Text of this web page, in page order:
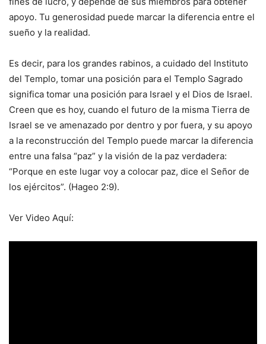
apoyo. Tu generosidad puede marcar la diferencia entre el
sueño y la realidad.
Es decir, para los grandes rabinos, a cuidado del Instituto
del Templo, tomar una posición para el Templo Sagrado
significa tomar una posición para Israel y el Dios de Israel.
Creen que es hoy, cuando el futuro de la misma Tierra de
Israel se ve amenazado por dentro y por fuera, y su apoyo
a la reconstrucción del Templo puede marcar la diferencia
entre una falsa “paz” y la visión de la paz verdadera:
“Porque en este lugar voy a colocar paz, dice el Señor de
los ejércitos”. (Hageo 2:9).
Ver Video Aquí: